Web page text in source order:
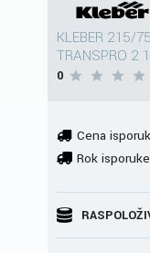
KLEBER 215/
TRANSPRO 2
0
Cena
Rok